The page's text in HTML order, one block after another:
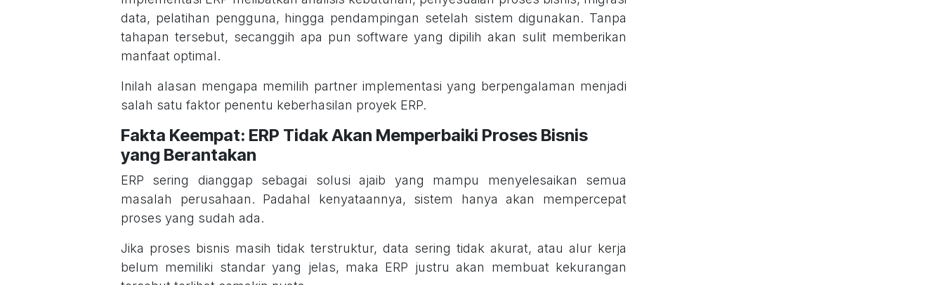
data, pelatihan pengguna, hingga pendampingan setelah sistem digunakan. Tanpa
tahapan tersebut, secanggih apa pun software yang dipilih akan sulit memberikan
manfaat optimal.
Inilah alasan mengapa memilih partner implementasi yang berpengalaman menjadi
salah satu faktor penentu keberhasilan proyek ERP.
Fakta Keempat: ERP Tidak Akan Memperbaiki Proses Bisnis
yang Berantakan
ERP sering dianggap sebagai solusi ajaib yang mampu menyelesaikan semua
masalah perusahaan. Padahal kenyataannya, sistem hanya akan mempercepat
proses yang sudah ada.
Jika proses bisnis masih tidak terstruktur, data sering tidak akurat, atau alur kerja
belum memiliki standar yang jelas, maka ERP justru akan membuat kekurangan